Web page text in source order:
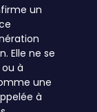
un
Elle ne se
à
une
à